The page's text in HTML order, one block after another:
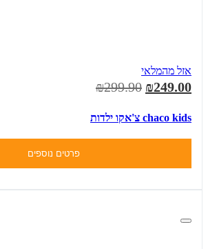
אזל מהמלאי
₪249.00
₪299.90
chaco kids צ'אקו ילדות
פרטים נוספים